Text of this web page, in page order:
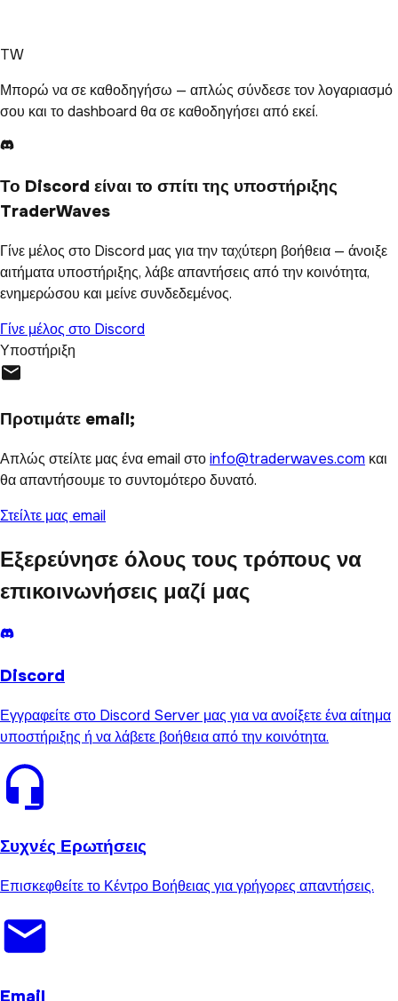
TW
Μπορώ να σε καθοδηγήσω — απλώς σύνδεσε τον λογαριασμό
σου και το dashboard θα σε καθοδηγήσει από εκεί.
Το Discord είναι το σπίτι της υποστήριξης
TraderWaves
Γίνε μέλος στο Discord μας για την ταχύτερη βοήθεια — άνοιξε
αιτήματα υποστήριξης, λάβε απαντήσεις από την κοινότητα,
ενημερώσου και μείνε συνδεδεμένος.
Γίνε μέλος στο Discord
Υποστήριξη
Προτιμάτε email;
Απλώς στείλτε μας ένα email στοinfo@traderwaves.com και
θα απαντήσουμε το συντομότερο δυνατό.
Στείλτε μας email
Εξερεύνησε όλους τους τρόπους να
επικοινωνήσεις μαζί μας
Discord
Εγγραφείτε στο Discord Server μας για να ανοίξετε ένα αίτημα
υποστήριξης ή να λάβετε βοήθεια από την κοινότητα.
Συχνές Ερωτήσεις
Επισκεφθείτε το Κέντρο Βοήθειας για γρήγορες απαντήσεις.
Email